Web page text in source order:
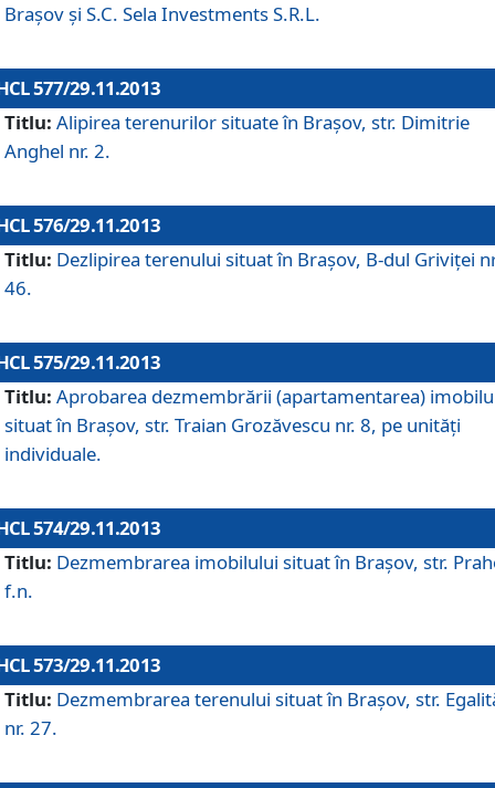
Braşov şi S.C. Sela Investments S.R.L.
577/29.11.2013
Titlu: Alipirea terenurilor situate în Braşov, str. Dimitrie
Anghel nr. 2.
576/29.11.2013
Titlu: Dezlipirea terenului situat în Braşov, B-dul Griviţei
46.
575/29.11.2013
Titlu: Aprobarea dezmembrării (apartamentarea)
situat în Braşov, str. Traian Grozăvescu nr. 8, pe unităţi
individuale.
574/29.11.2013
Titlu: Dezmembrarea imobilului situat în Braşov, str.
f.n.
573/29.11.2013
Titlu: Dezmembrarea terenului situat în Braşov, str.
nr. 27.